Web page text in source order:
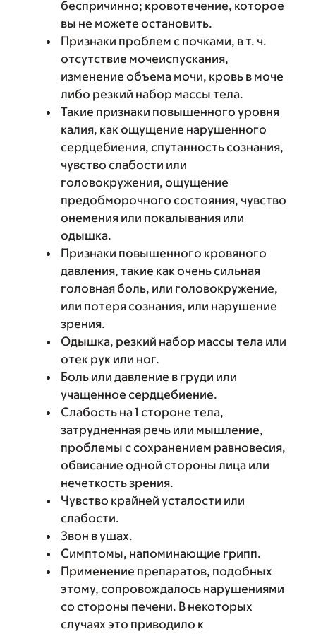
беспричинно; кровотечение, которое
вы не можете остановить.
Признаки проблем с почками, в т. ч.
отсутствие мочеиспускания,
изменение объема мочи, кровь в моче
либо резкий набор массы тела.
Такие признаки повышенного уровня
калия, как ощущение нарушенного
сердцебиения, спутанность сознания,
чувство слабости или
головокружения, ощущение
предобморочного состояния, чувство
онемения или покалывания или
одышка.
Признаки повышенного кровяного
давления, такие как очень сильная
головная боль, или головокружение,
или потеря сознания, или нарушение
зрения.
Одышка, резкий набор массы тела или
отек рук или ног.
Боль или давление в груди или
учащенное сердцебиение.
Слабость на 1 стороне тела,
затрудненная речь или мышление,
проблемы с сохранением равновесия,
обвисание одной стороны лица или
нечеткость зрения.
Чувство крайней усталости или
слабости.
Звон в ушах.
Симптомы, напоминающие грипп.
Применение препаратов, подобных
этому, сопровождалось нарушениями
со стороны печени. В некоторых
случаях это приводило к